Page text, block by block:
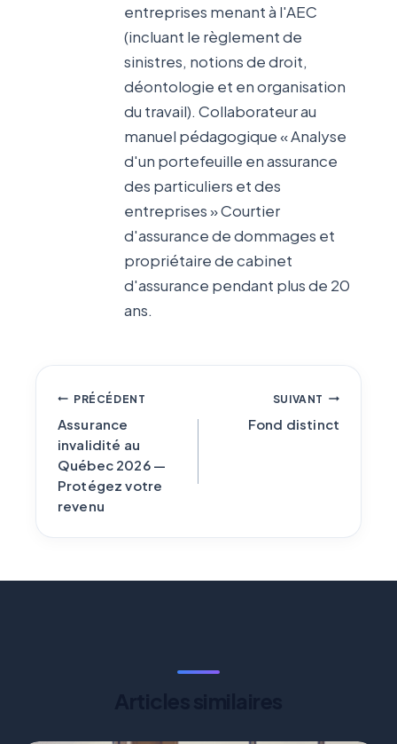
entreprises menant à l'AEC
(incluant le règlement de
sinistres, notions de droit,
déontologie et en organisation
du travail). Collaborateur au
manuel pédagogique « Analyse
d'un portefeuille en assurance
des particuliers et des
entreprises » Courtier
d'assurance de dommages et
propriétaire de cabinet
d'assurance pendant plus de 20
ans.
Navigation
de
l'article
PRÉCÉDENT
Assurance
invalidité au
Québec 2026 —
Protégez votre
revenu
SUIVANT
Fond distinct